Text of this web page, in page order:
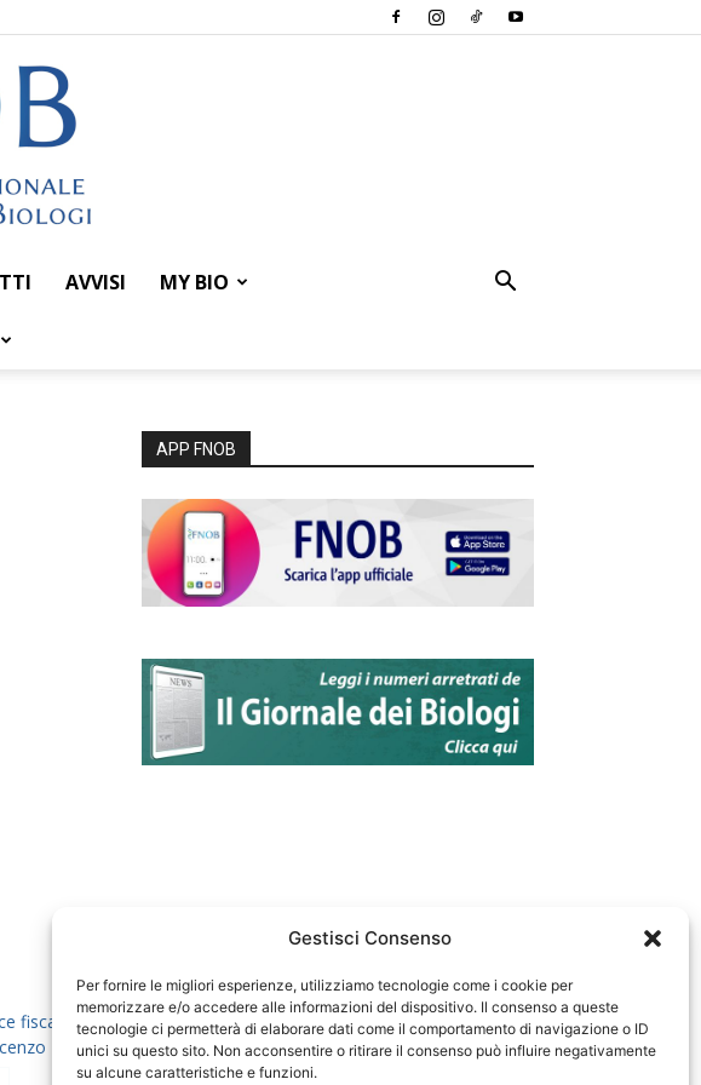
Gestisci Consenso
Per fornire le migliori esperienze, utilizziamo tecnologie come i cookie per
memorizzare e/o accedere alle informazioni del dispositivo. Il consenso a queste
tecnologie ci permetterà di elaborare dati come il comportamento di navigazione o ID
unici su questo sito. Non acconsentire o ritirare il consenso può influire negativamente
su alcune caratteristiche e funzioni.
AVVISI MY BIO
APP FNOB
fiscale 80069130583
D'Anna